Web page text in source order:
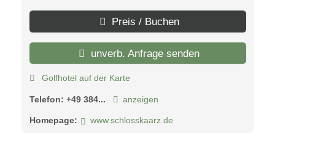
Preis / Buchen
unverb. Anfrage senden
Golfhotel auf der Karte
Telefon:+49 384... anzeigen
Homepage: www.schlosskaarz.de